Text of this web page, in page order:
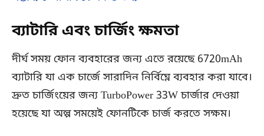
ব্যাটারি এবং চার্জিং ক্ষমতা
দীর্ঘ সময় ফোন ব্যবহারের জন্য এতে রয়েছে 6720mAh
ব্যাটারি যা এক চার্জে সারাদিন নির্বিঘ্নে ব্যবহার করা যাবে।
দ্রুত চার্জিংয়ের জন্য TurboPower 33W চার্জার দেওয়া
হয়েছে যা অল্প সময়েই ফোনটিকে চার্জ করতে সক্ষম।